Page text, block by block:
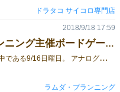
ドラタコ サイコロ専門店
ラムダ・プランニング主催ボードゲーム会 開催しました！
先
日、三連休の真ん中である9/16日曜日。 アナログゲームを皆さんに遊んで頂きつつ、秋のゲームマーケットに出す新作のテストプレイもして頂こうという会を開催いたしました。 場所は湯島（御徒町）のvia novaさんというバーをお借りしました。 まずは、参加頂いた皆様に感謝申し上げます。ありがとうございました！ また、お店のスペースを貸して頂いたvia novaさんも大変助かりました。ありがとうございました。 今回はそのボードゲーム会のレポートです。 写真とともに雰囲気を感じて頂ければと思います。 こんな雰囲気のあるバーで遊ばせて頂きました。 始まったのは昼過ぎの14時ですが、 バーですので皆さんにはお酒も楽しんで頂きつつのボードゲームです。 まずは いかさまゴキブリ や Pit などで軽く遊び、楽しい雰囲気に。 その後、参加者様が持ち込まれた鋭意製作中のボードゲームをテストプレイ！ 人数と時間の都合上私が参加できなかったのが残念でした……。 おれたちパイレーツ 自分が体験できていないので感想は言えませんが、プレイされている方たちはわいわいと楽しそうでした！ どんなゲームなんでしょう……。 Three Magic アナログゲーム制作団体「まほろば」さんの、麻雀をベースにした３人用ゲーム。 属性がついていたり、毎回のツモに一喜一憂したりと楽しいゲームです！ 間に話題の 我流功夫極めロード を挟んで大笑いし その後、ラムダ・プランニング制作の これは……贋作じゃないか！ と、秋の新作予定 なるほど？（テスト版） もプレイして頂きました！ありがとうございます！ 他にも様々なゲームで遊んで頂き、 最後には残った全員で一緒に１つのゲームをプレイしました。 14時から始めて、終わったのは21時を過ぎてから。 でも、あっという間でした。 途中からいらっしゃった方も、途中でご用事のために帰られた方もいらっしゃいましたが、 合わせて13人も来て頂きました。 皆さん楽しまれたご様子で、ほっと胸を撫で下ろしています。 またこういったゲーム会は開いていきたいと思いますので、 今回参加頂いた方も、このレポートで興味を持って頂いた方も、 どうぞよろしくお願いいたします。 肝心の、秋のゲームマーケットで出す新作ゲーム内容については、 次回ブログで公開いたしますのでご期待ください！
2018/9/18 17:59
ラムダ・プランニング